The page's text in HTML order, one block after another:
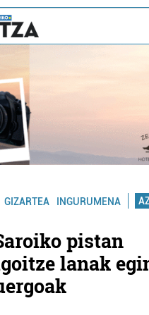
GIZARTEA INGURUMENA
pistan
lanak